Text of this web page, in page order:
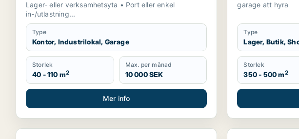
Lager- eller verksamhetsyta • Port eller enkel
in-/utlastning...
Type
Kontor, Industrilokal, Garage
Storlek
40 - 110 m2
Max. per månad
10 000 SEK
Mer info
garage att hyra
Type
Lager, Butik,
Storlek
350 - 500 m2